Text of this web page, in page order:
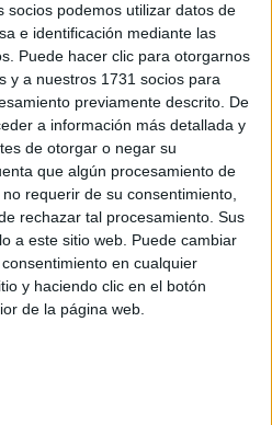
socios podemos utilizar datos de
e identificación mediante las
Puede hacer clic para otorgarnos
y a nuestros 1731 socios para
previamente descrito. De
a información más detallada y
de otorgar o negar su
que algún procesamiento de
requerir de su consentimiento,
rechazar tal procesamiento. Sus
a este sitio web. Puede cambiar
en cualquier
y haciendo clic en el botón
de la página web.
del asiento, de adelante
alrededor de 2,5 centímetros
los extremos hacia abajo y
Deben quedar lo más